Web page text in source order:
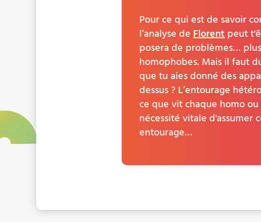
Pour ce qui est de savoir
l’analyse deFlorentpeut
posera de problèmes…
homophobes. Mais il faut
que tu aies donné des
dessus ? L’entourage
ce que vit chaque homo
nécessité vitale d'assumer
entourage…